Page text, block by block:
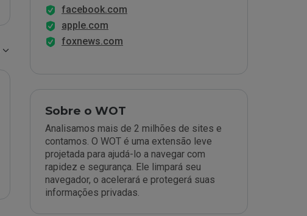
facebook.com
apple.com
foxnews.com
Sobre o WOT
Analisamos mais de 2 milhões de sites e
contamos. O WOT é uma extensão leve
projetada para ajudá-lo a navegar com
rapidez e segurança. Ele limpará seu
navegador, o acelerará e protegerá suas
informações privadas.